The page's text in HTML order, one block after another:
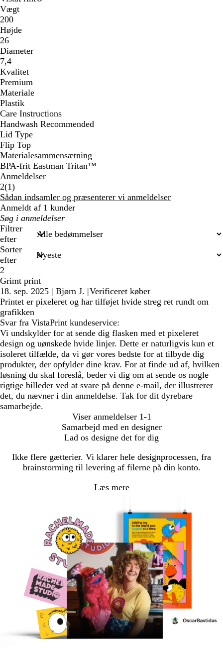
Vægt
200
Højde
26
Diameter
7,4
Kvalitet
Premium
Materiale
Plastik
Care Instructions
Handwash Recommended
Lid Type
Flip Top
Materialesammensætning
BPA-frit Eastman Tritan™
Anmeldelser
2(11
anmeldelser
)
Sådan indsamler og præsenterer vi anmeldelser
Anmeldt af 1 kunder
Min
søgetekst
Filtrer
efter
Sorter
efter
2
Grimt print
18. sep. 2025 | Bjørn J. |Verificeret køber
Printet er pixeleret og har tilføjet hvide streg ret rundt om
grafikken
Svar fra VistaPrint kundeservice:
Vi undskylder for at sende dig flasken med et pixeleret
design og uønskede hvide linjer. Dette er naturligvis kun et
isoleret tilfælde, da vi gør vores bedste for at tilbyde dig
produkter, der opfylder dine krav. For at finde ud af, hvilken
løsning du skal foreslå, beder vi dig om at sende os nogle
rigtige billeder ved at svare på denne e-mail, der illustrerer
det, du nævner i din anmeldelse. Tak for dit dyrebare
samarbejde.
Viser anmeldelser 1-1
Samarbejd med en designer
Lad os designe det for dig
Ikke flere gætterier. Vi klarer hele designprocessen, fra
brainstorming til levering af filerne på din konto.
Læs mere